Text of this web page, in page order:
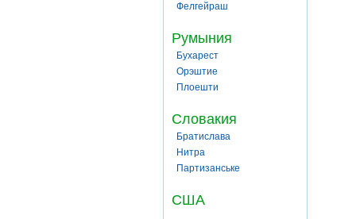
Фелгейраш
Румыния
Бухарест
Орэштие
Плоешти
Словакия
Братислава
Нитра
Партизанське
США